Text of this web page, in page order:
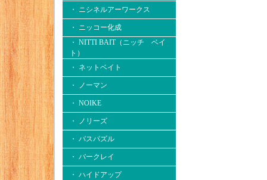
・ ニシネルアーワークス
・ ニッコー化成
・ NITTI BAIT（ニッチ ベイ
ト）
・ ネットベイト
・ ノーマン
・ NOIKE
・ ノリーズ
・ バスパズル
・ バークレイ
・ ハイドアップ